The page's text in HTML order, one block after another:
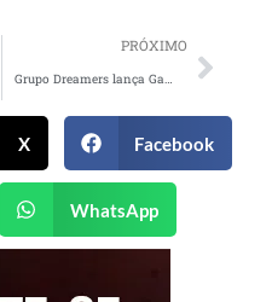
PRÓXIMO
Grupo Dreamers lança Game Code e expande marcas no mundo gamer
X Facebook
WhatsApp